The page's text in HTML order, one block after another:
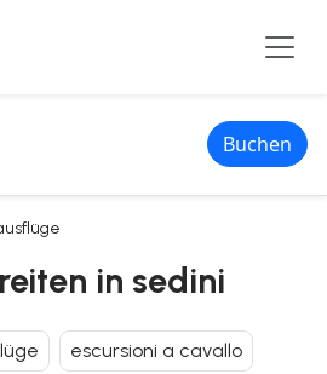
Buchen
in sedini
escursioni a cavallo